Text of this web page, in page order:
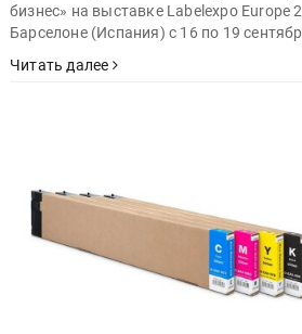
бизнес» на выставке Labelexpo Europe
Барселоне (Испания) с 16 по 19
Читать далее